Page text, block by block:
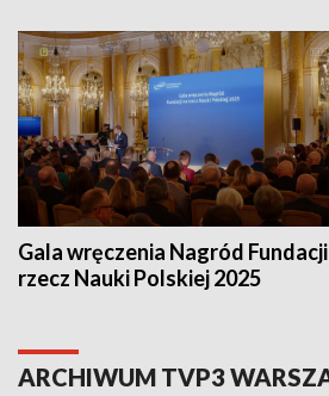
Gala wręczenia Nagród
rzecz Nauki Polskiej 2025
ARCHIWUM TVP3